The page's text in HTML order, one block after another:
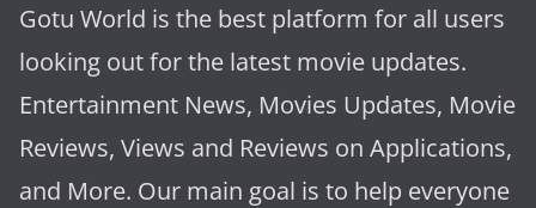
Gotu World is the best platform for all users
looking out for the latest movie updates.
Entertainment News, Movies Updates, Movie
Reviews, Views and Reviews on Applications,
and More. Our main goal is to help everyone